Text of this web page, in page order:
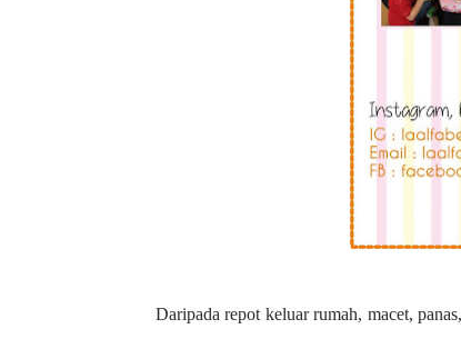
Daripada repot keluar rumah, macet,